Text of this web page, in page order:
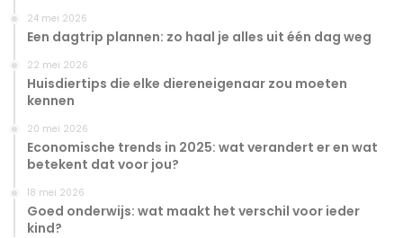
24 mei 2026
Een dagtrip plannen: zo haal je alles uit één dag weg
22 mei 2026
Huisdiertips die elke diereneigenaar zou moeten
kennen
20 mei 2026
Economische trends in 2025: wat verandert er en wat
betekent dat voor jou?
18 mei 2026
Goed onderwijs: wat maakt het verschil voor ieder
kind?